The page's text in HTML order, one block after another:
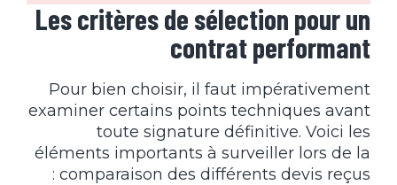
Les critères de sélection pour un
contrat performant
Pour bien choisir, il faut impérativement
examiner certains points techniques avant
toute signature définitive. Voici les
éléments importants à surveiller lors de la
comparaison des différents devis reçus :